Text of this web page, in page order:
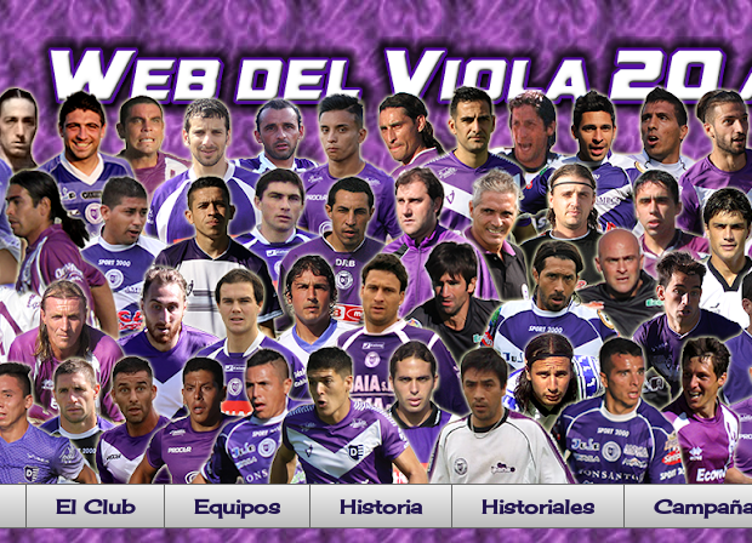
El Club Equipos Historia Historiales